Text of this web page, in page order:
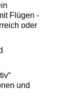
Flügen -
oder
und